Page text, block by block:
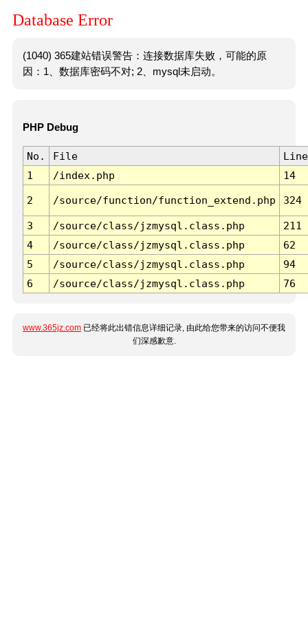
Database Error
(1040) 365建站错误警告：连接数据库失败，可能的原
因：1、数据库密码不对; 2、mysql未启动。
PHP Debug
No. File
Line
1
/index.php 14
2 /source/function/function_extend.php 324
3 /source/class/jzmysql.class.php
211
4
/source/class/jzmysql.class.php
62
5
/source/class/jzmysql.class.php
94
6
/source/class/jzmysql.class.php 76
www.365jz.com 已经将此出错信息详细记录, 由此给您带来的访问不便我
们深感歉意.